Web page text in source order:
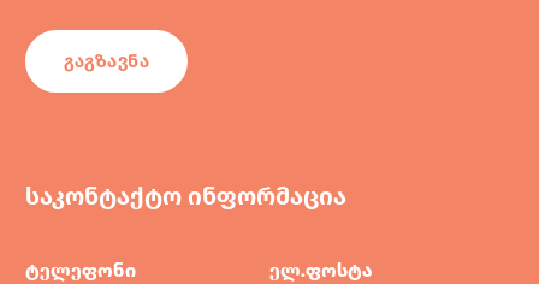
საკონტაქტო ინფორმაცია
ტელეფონი
ელ.ფოსტა